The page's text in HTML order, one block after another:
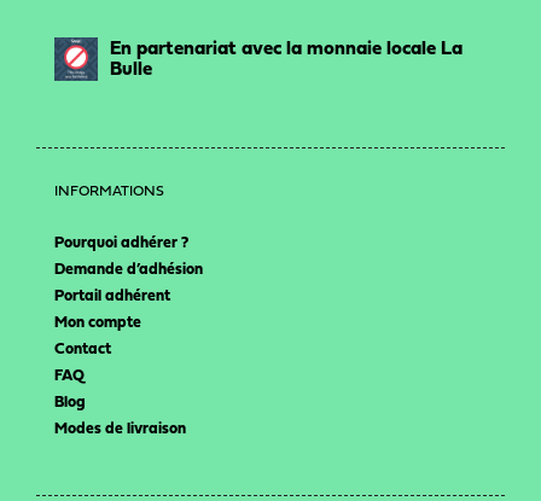
En partenariat avec la monnaie locale La
Bulle
INFORMATIONS
Pourquoi adhérer ?
Demande d’adhésion
Portail adhérent
Mon compte
Contact
FAQ
Blog
Modes de livraison